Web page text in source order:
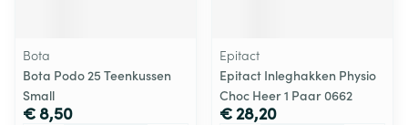
Bota
Bota Podo 25 Teenkussen
Small
€ 8,50
Epitact
Epitact Inleghakken Physio
Choc Heer 1 Paar 0662
€ 28,20